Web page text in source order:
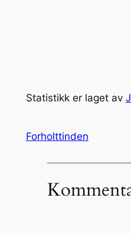
Statistikk er laget av
Forholttinden